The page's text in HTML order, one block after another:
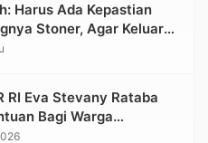
Harus Ada Kepastian
Stoner, Agar Keluarga
Trauma dan
RI Eva Stevany Rataba
Bagi Warga
di Buntu Pepasan